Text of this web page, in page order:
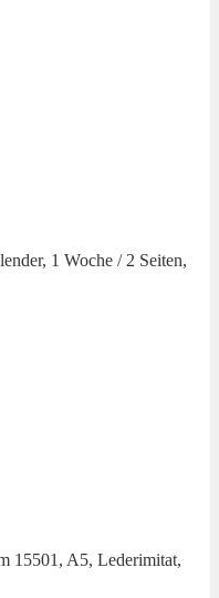
1 Woche / 2 Seiten,
15501, A5, Lederimitat,